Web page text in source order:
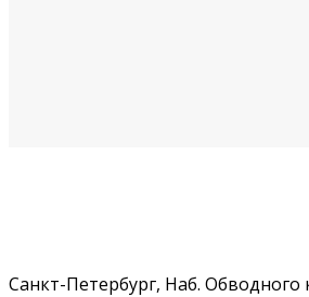
Санкт-Петербург, Наб. Обводного